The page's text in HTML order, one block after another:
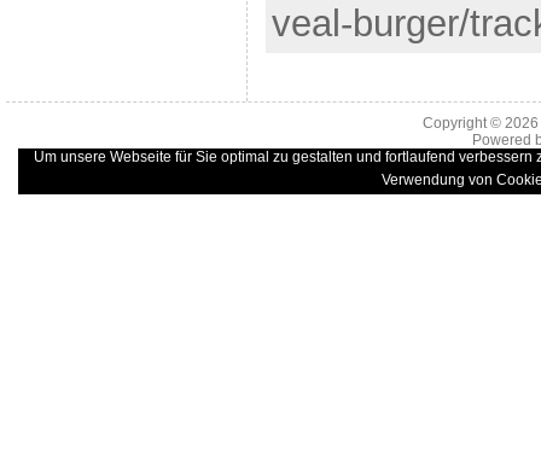
veal-burger/
Copyright ©
Powered
Um unsere Webseite für Sie optimal zu gestalten und fortlaufend
Verwendung von